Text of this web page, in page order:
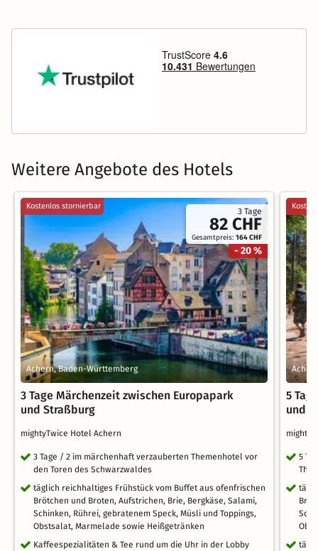
Weitere Angebote des Hotels
3 Tage
82 CHF
Gesamtpreis:164 CHF
- 20 %
Kostenlos stornierbar
Achern, Baden-Württemberg
3 Tage Märchenzeit zwischen Europapark
und Straßburg
mightyTwice Hotel Achern
3 Tage / 2 im märchenhaft verzauberten Themenhotel vor
den Toren des Schwarzwaldes
täglich reichhaltiges Frühstück vom Buffet aus ofenfrischen
Brötchen und Broten, Aufstrichen, Brie, Bergkäse, Salami,
Schinken, Rührei, gebratenem Speck, Müsli und Toppings,
Obstsalat, Marmelade sowie Heißgetränken
Kaffeespezialitäten & Tee rund um die Uhr in der Lobby
5
und
5